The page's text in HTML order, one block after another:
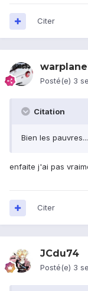
Citer
Posté(e) 3
Citation
Bien les
enfaite j'ai pas
Citer
JCdu74
Posté(e) 3